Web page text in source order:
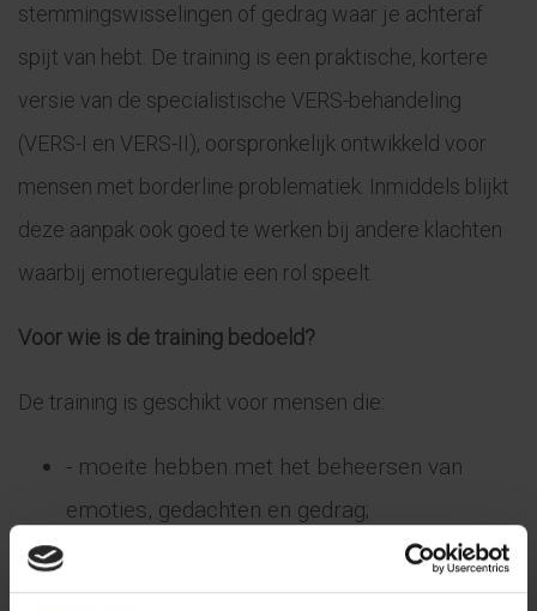
stemmingswisselingen of gedrag waar je achteraf
spijt van hebt. De training is een praktische, kortere
versie van de specialistische VERS-behandeling
(VERS-I en VERS-II), oorspronkelijk ontwikkeld voor
mensen met borderline problematiek. Inmiddels blijkt
deze aanpak ook goed te werken bij andere klachten
waarbij emotieregulatie een rol speelt.
Voor wie is de training bedoeld?
De training is geschikt voor mensen die:
- moeite hebben met het beheersen van
emoties, gedachten en gedrag;
- zich snel overspoeld voelen of impulsief
reageren;